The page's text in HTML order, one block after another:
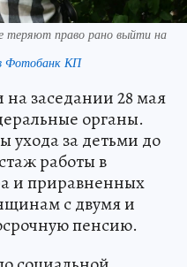
теряют право рано выйти на
Фотобанк КП
на заседании 28 мая
органы.
ухода за детьми до
работы в
и приравненных
с двумя и
пенсию.